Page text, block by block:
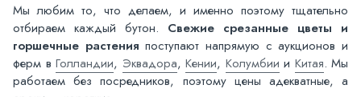
Мы любим то, что делаем, и именно поэтому тщательно
отбираем каждый бутон. Свежие срезанные цветы и
горшечные растения поступают напрямую с аукционов и
ферм в Голландии, Эквадора, Кении, Колумбии и Китая. Мы
работаем без посредников, поэтому цены адекватные, а